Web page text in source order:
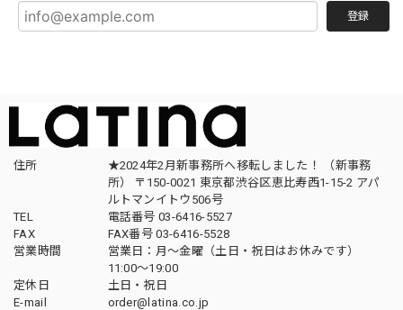
登録
住所
★2024年2月新事務所へ移転しました！ （新事務
所） 〒150-0021 東京都渋谷区恵比寿西1-15-2 アパ
ルトマンイトウ506号
TEL
電話番号 03-6416-5527
FAX
FAX番号 03-6416-5528
営業時間
営業日：月〜金曜（土日・祝日はお休みです）
11:00〜19:00
定休日
土日・祝日
E-mail
order@latina.co.jp